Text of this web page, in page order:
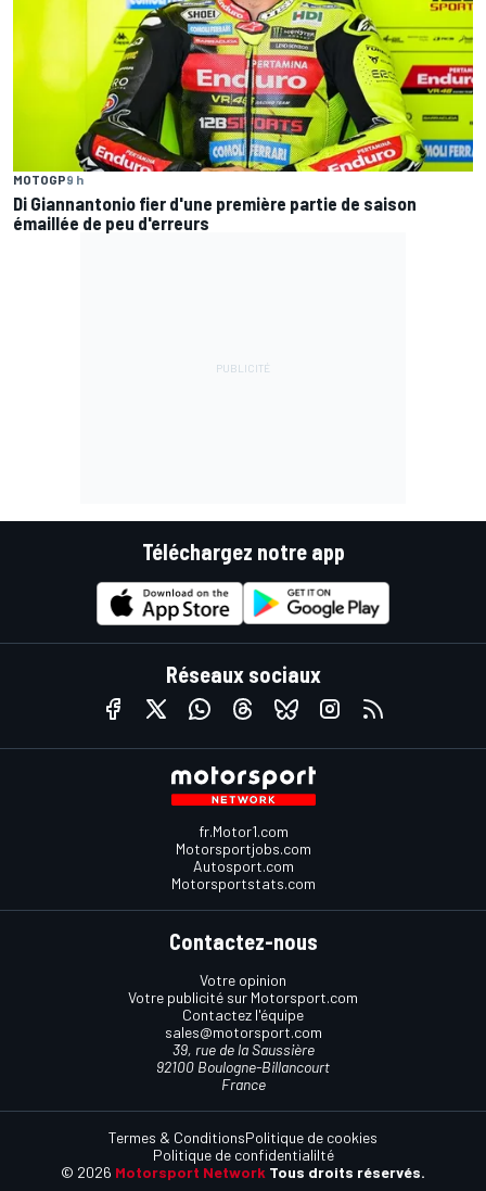
MOTOGP9 h
Di Giannantonio fier d'une première partie de saison
émaillée de peu d'erreurs
Téléchargez notre app
Réseaux sociaux
fr.Motor1.com
Motorsportjobs.com
Autosport.com
Motorsportstats.com
Contactez-nous
Votre opinion
Votre publicité sur Motorsport.com
Contactez l'équipe
sales@motorsport.com
39, rue de la Saussière
92100 Boulogne-Billancourt
France
© 2026 Motorsport Network Tous droits réservés.
Termes & ConditionsPolitique de cookies
Politique de confidentialilté